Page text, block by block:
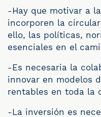
-Hay que motivar a
incorporen la
ello, las políticas,
esenciales en el
-Es necesaria la
innovar en modelos
rentables en toda la
-La inversión es